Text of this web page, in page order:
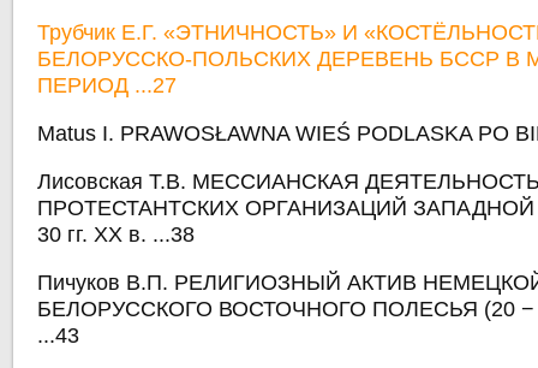
Трубчик Е.Г. «ЭТНИЧНОСТЬ» И
БЕЛОРУССКО-ПОЛЬСКИХ ДЕРЕВЕНЬ БССР
ПЕРИОД ...27
Matus I. PRAWOSŁAWNA WIEŚ PODLASKA PO
Лисовская Т.В. МЕССИАНСКАЯ
ПРОТЕСТАНТСКИХ ОРГАНИЗАЦИЙ ЗАПАДНОЙ
30 гг. ХХ в. ...38
Пичуков В.П. РЕЛИГИОЗНЫЙ АКТИВ
БЕЛОРУССКОГО ВОСТОЧНОГО ПОЛЕСЬЯ (20 −
...43